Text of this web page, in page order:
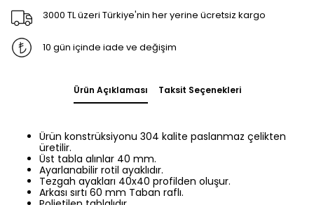
3000 TL üzeri Türkiye'nin her yerine ücretsiz kargo
10 gün içinde iade ve değişim
Ürün Açıklaması Taksit Seçenekleri
Ürün konstrüksiyonu 304 kalite paslanmaz çelikten
üretilir.
Üst tabla alınlar 40 mm.
Ayarlanabilir rotil ayaklıdır.
Tezgah ayakları 40x40 profilden oluşur.
Arkası sırtı 60 mm Taban raflı.